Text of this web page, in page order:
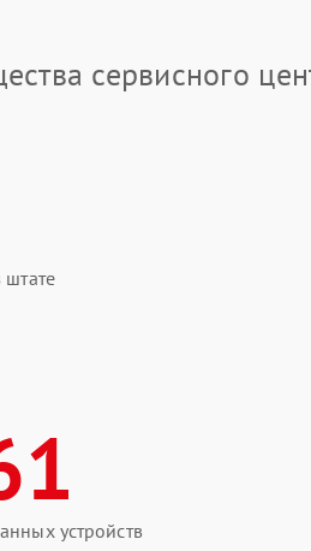
сервисного
штате
устройств